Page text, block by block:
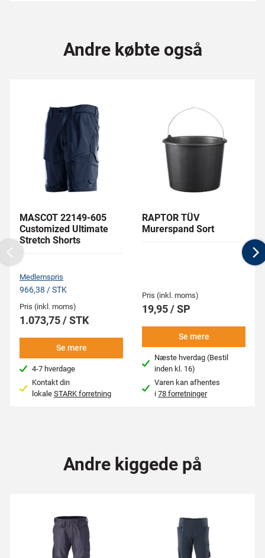
Andre købte også
MASCOT 22149-605
Customized Ultimate
Stretch Shorts
Medlemspris
966,38 / STK
Pris (inkl. moms)
1.073,75 / STK
Se mere
4-7 hverdage
Kontakt din
lokale STARK forretning
RAPTOR TÜV
Murerspand Sort
Pris (inkl. moms)
19,95 / SP
Se mere
Næste hverdag (Bestil
inden kl. 16)
Varen kan afhentes
i78 forretninger
Previous
Andre kiggede på